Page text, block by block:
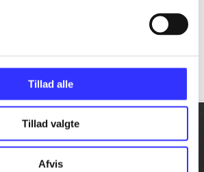
Tillad alle
Tillad valgte
Afvis